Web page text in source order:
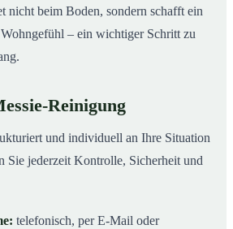
nicht beim Boden, sondern schafft ein
– ein wichtiger Schritt zu
Reinigung
und individuell an Ihre Situation
Sie jederzeit Kontrolle, Sicherheit und
telefonisch, per E-Mail oder